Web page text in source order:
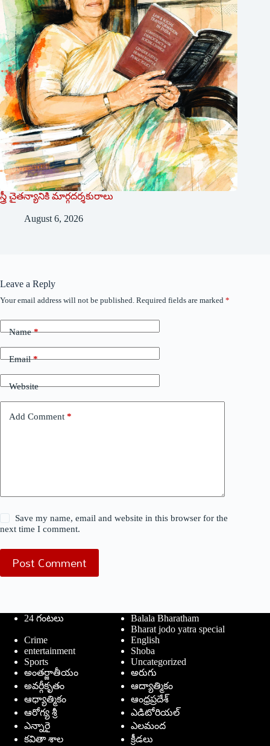
స్త్రీ చైతన్యానికి మార్గదర్శకురాలు
August 6, 2026
Leave a Reply
Your email address will not be published. Required fields are marked *
Name*
Email*
Website
Add Comment *
Save my name, email and website in this browser for the
next time I comment.
Post Comment
24 గంటలు
Balala Bharatham
Bharat jodo yatra special
Crime
English
entertainment
Shoba
Sports
Uncategorized
అంతర్జాతీయం
అరుగు
అవర్గీకృతం
ఆద్యాత్మికం
ఆధ్యాత్మికం
ఆంధ్రప్రదేశ్
ఆరోగ్య శ్రీ
ఎడిటోరియల్
ఎన్నారై
ఎలమంద
కవితా శాల
క్రీడలు